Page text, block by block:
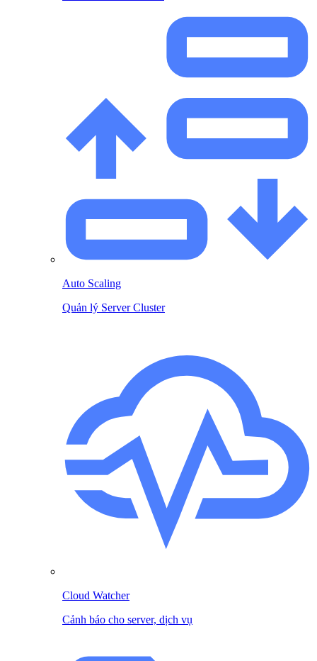
Auto Scaling
Quản lý Server Cluster
Cloud Watcher
Cảnh báo cho server, dịch vụ